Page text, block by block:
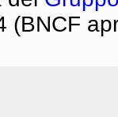
(BNCF